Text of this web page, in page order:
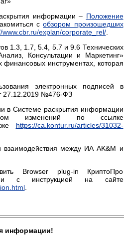
информации – Положение
собзором произошедших
www.cbr.ru/explan/corporate_rel/.
1.3, 1.7, 5.4, 5.7 и 9.6 Технических
Консультации и Маркетинг»
инструментах, которая
электронных подписей в
27.12.2019 №476-ФЗ
в Системе раскрытия информации
изменений по ссылке
https://ca.kontur.ru/articles/31032-
взаимодействия между ИА AK&M и
Browser plug-in КриптоПро
с инструкцией на сайте
.
информации!